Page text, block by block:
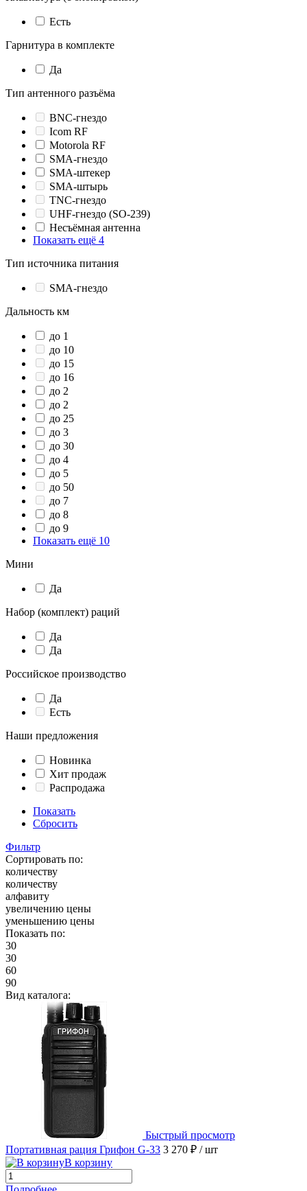
Есть
Гарнитура в комплекте
Да
Тип антенного разъёма
BNC-гнездо
Icom RF
Motorola RF
SMA-гнездо
SMA-штекер
SMA-штырь
TNC-гнездо
UHF-гнездо (SO-239)
Несъёмная антенна
Показать ещё 4
Тип источника питания
SMA-гнездо
Дальность км
до 1
до 10
до 15
до 16
до 2
до 2
до 25
до 3
до 30
до 4
до 5
до 50
до 7
до 8
до 9
Показать ещё 10
Мини
Да
Набор (комплект) раций
Да
Да
Российское производство
Да
Есть
Наши предложения
Новинка
Хит продаж
Распродажа
Показать
Сбросить
Фильтр
Сортировать по:
количеству
количеству
алфавиту
увеличению цены
уменьшению цены
Показать по:
30
30
60
90
Вид каталога:
Быстрый просмотр
Портативная рация Грифон G-33 3 270 ₽ / шт
В корзину